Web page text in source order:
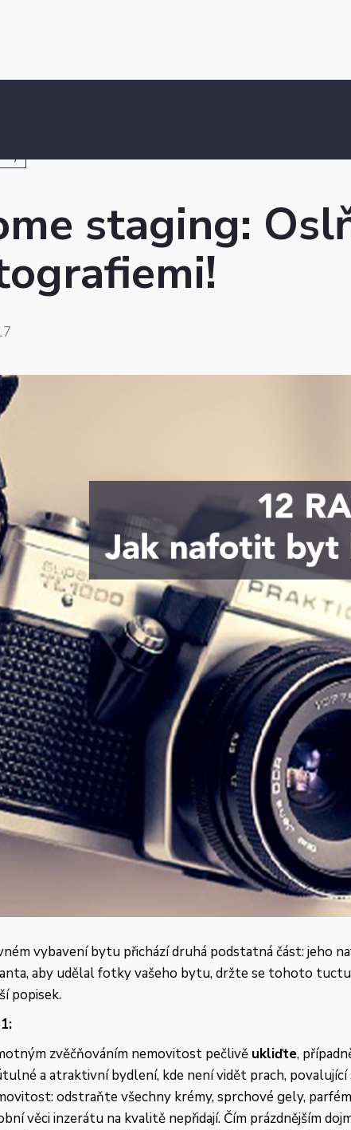
staging:
vybavení bytu přichází druhá podstatná část: jeho
aby udělal fotky vašeho bytu, držte se tohoto
popisek.
zvěčňováním nemovitost pečlivě ukliďte,
a atraktivní bydlení, kde není vidět prach,
odstraňte všechny krémy, sprchové gely,
věci inzerátu na kvalitě nepřidají. Čím prázdnějším